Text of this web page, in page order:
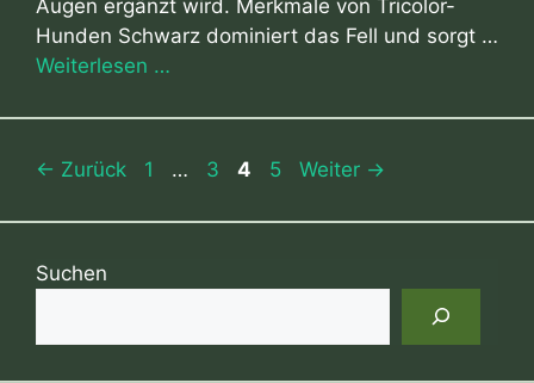
Augen ergänzt wird. Merkmale von Tricolor-
Hunden Schwarz dominiert das Fell und sorgt …
Weiterlesen …
← Zurück Seite
1 … Seite
3 Seite
4 Seite
5 Weiter →
Suchen